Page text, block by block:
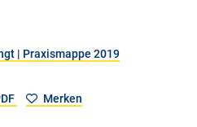
| Praxismappe 2019
Merken